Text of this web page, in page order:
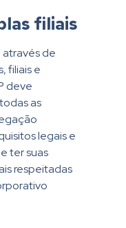
filiais
de
filiais e
deve
as
legais e
ter suas
respeitadas